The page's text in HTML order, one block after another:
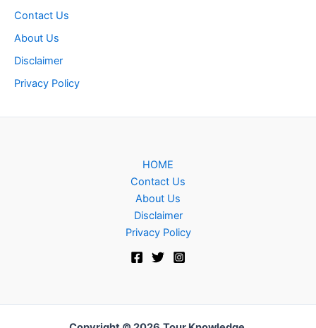
Contact Us
About Us
Disclaimer
Privacy Policy
HOME
Contact Us
About Us
Disclaimer
Privacy Policy